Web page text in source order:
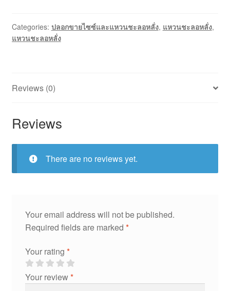
Categories: ปลอกขายไซซ์และแหวนชะลอหลั่ง, แหวนชะลอหลั่ง,
แหวนชะลอหลั่ง
Reviews (0)
Reviews
There are no reviews yet.
Your email address will not be published.
Required fields are marked *
Your rating *
Your review*